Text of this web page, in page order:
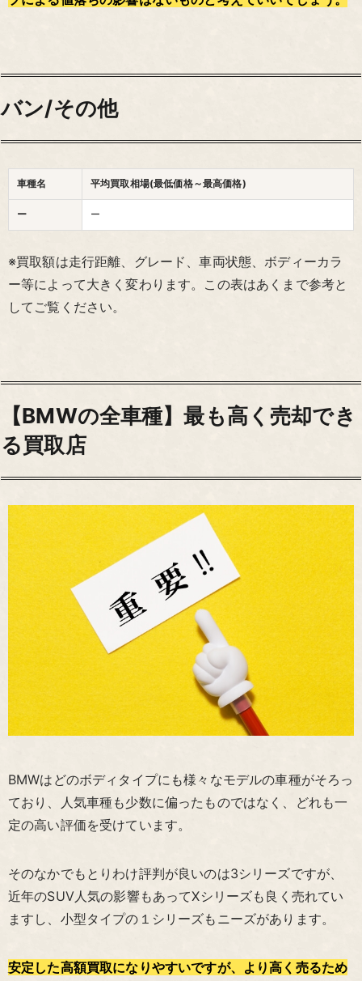
バン/その他
車種名 平均買取相場(最低価格～最高価格)
ー ー
※買取額は走行距離、グレード、車両状態、ボディーカラ
ー等によって大きく変わります。この表はあくまで参考と
してご覧ください。
【BMWの全車種】最も高く売却でき
る買取店
BMWはどのボディタイプにも様々なモデルの車種がそろっ
ており、人気車種も少数に偏ったものではなく、どれも一
定の高い評価を受けています。
そのなかでもとりわけ評判が良いのは3シリーズですが、
近年のSUV人気の影響もあってXシリーズも良く売れてい
ますし、小型タイプの１シリーズもニーズがあります。
安定した高額買取になりやすいですが、より高く売るため